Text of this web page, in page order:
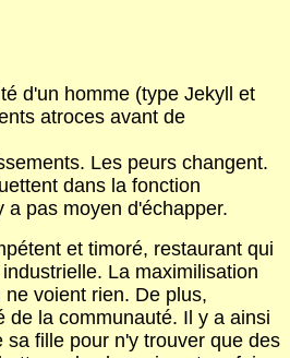
d'un homme (type Jekyll et
atroces avant de
Les peurs changent.
dans la fonction
pas moyen d'échapper.
et timoré, restaurant qui
La maximilisation
voient rien. De plus,
de la communauté. Il y a ainsi
fille pour n'y trouver que des